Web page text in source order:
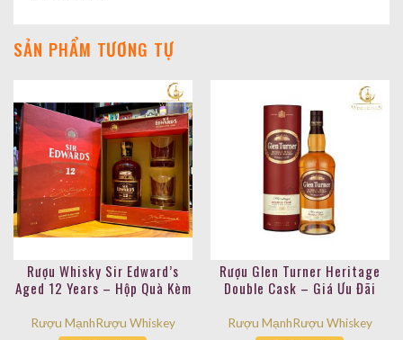
SẢN PHẨM TƯƠNG TỰ
Rượu Whisky Sir Edward’s
Aged 12 Years – Hộp Quà Kèm
Rượu MạnhRượu Whiskey
Rượu Glen Turner Heritage
Double Cask – Giá Ưu Đãi
Rượu MạnhRượu Whiskey